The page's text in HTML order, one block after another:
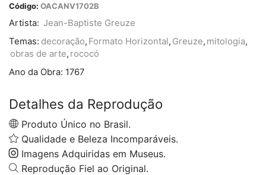
Código: OACANV1702B
Artista: Jean-Baptiste Greuze
Temas: decoração, Formato Horizontal, Greuze, mitologia,
obras de arte, rococó
Ano da Obra: 1767
Detalhes da Reprodução
Produto Único no Brasil.
Qualidade e Beleza Incomparáveis.
Imagens Adquiridas em Museus.
Reprodução Fiel ao Original.